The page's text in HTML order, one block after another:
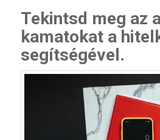
Tekintsd meg az
kamatokat a
segítségével.